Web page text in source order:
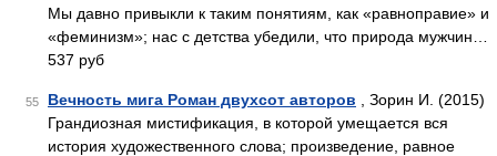
Мы давно привыкли к таким понятиям, как «равноправие» и
«феминизм»; нас с детства убедили, что природа мужчин…
537 руб
55 Вечность мига Роман двухсот авторов , Зорин И. (2015)
Грандиозная мистификация, в которой умещается вся
история художественного слова; произведение, равное